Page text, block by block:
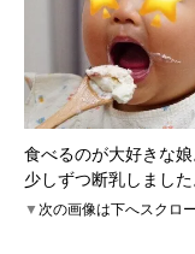
食べるのが大好きな
少しずつ断乳しました
▼次の画像は下へスクロ